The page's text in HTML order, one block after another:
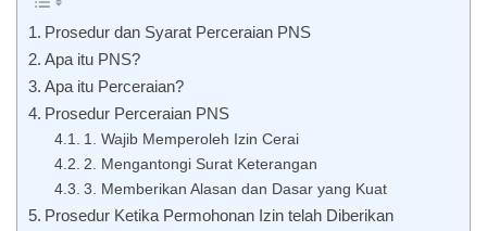
Prosedur dan Syarat Perceraian PNS
Apa itu PNS?
Apa itu Perceraian?
Prosedur Perceraian PNS
1. Wajib Memperoleh Izin Cerai
2. Mengantongi Surat Keterangan
3. Memberikan Alasan dan Dasar yang Kuat
Prosedur Ketika Permohonan Izin telah Diberikan